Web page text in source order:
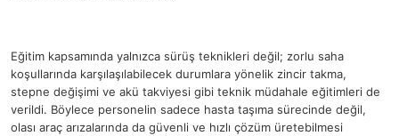
Eğitim kapsamında yalnızca sürüş teknikleri değil; zorlu saha
koşullarında karşılaşılabilecek durumlara yönelik zincir takma,
stepne değişimi ve akü takviyesi gibi teknik müdahale eğitimleri de
verildi. Böylece personelin sadece hasta taşıma sürecinde değil,
olası araç arızalarında da güvenli ve hızlı çözüm üretebilmesi